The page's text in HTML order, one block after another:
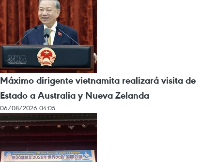
Máximo dirigente vietnamita realizará visita de
Estado a Australia y Nueva Zelanda
06/08/2026 04:05